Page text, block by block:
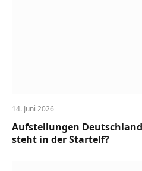
14. Juni 2026
Aufstellungen
steht in der Startelf?